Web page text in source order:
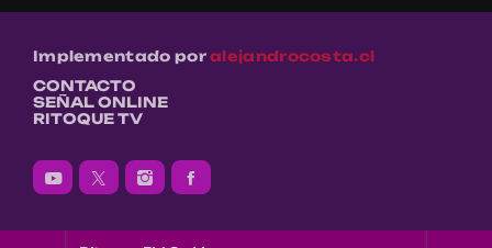
El canto con sentido y razón de los pueblos al sur del Río Bravo
Implementado poralejandrocosta.cl
CONTACTO
SEÑAL ONLINE
RITOQUE TV